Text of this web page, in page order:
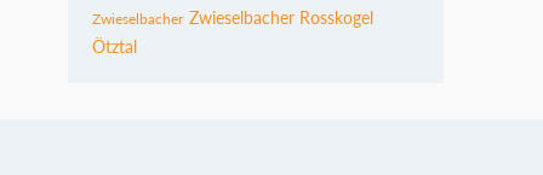
Zwieselbacher Zwieselbacher Rosskogel
Ötztal